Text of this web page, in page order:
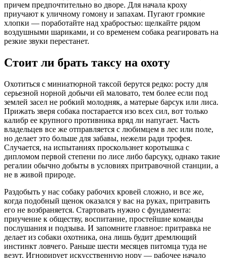
причем предпочтительно во дворе. Для начала кроху
приучают к уличному гомону и запахам. Пугают громкие
хлопки — поработайте над храбростью: щелкайте рядом
воздушными шариками, и со временем собака реагировать на
резкие звуки перестанет.
Стоит ли брать таксу на охоту
Охотиться с миниатюрной таксой берутся редко: росту для
серьезной норной добычи ей маловато, тем более если под
землей засел не робкий молодняк, а матерые барсук или лиса.
Прижать зверя собака постарается изо всех сил, вот только
калибр ее крупного противника вряд ли напугает. Часть
владельцев все же отправляется с любимцем в лес или поле,
но делает это больше для забавы, нежели ради трофея.
Случается, на испытаниях проскользнет коротышка с
дипломом первой степени по лисе либо барсуку, однако такие
регалии обычно добыты в условиях притравочной станции, а
не в живой природе.
Раздобыть у нас собаку рабочих кровей сложно, и все же,
когда подобный щенок оказался у вас на руках, притравить
его не возбраняется. Стартовать нужно с фундамента:
приучение к обществу, воспитание, простейшие команды
послушания и подзыва. И запомните главное: притравка не
делает из собаки охотника, она лишь будит дремлющий
инстинкт ловчего. Раньше шести месяцев питомца туда не
везут. Игнорирует искусственную нору — рабочее начало